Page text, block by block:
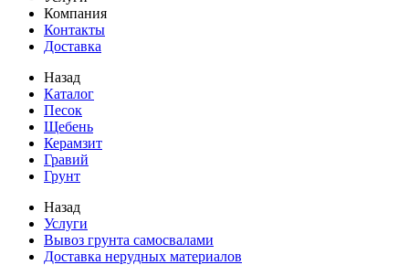
Компания
Контакты
Доставка
Назад
Каталог
Песок
Щебень
Керамзит
Гравий
Грунт
Назад
Услуги
Вывоз грунта самосвалами
Доставка нерудных материалов